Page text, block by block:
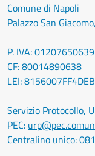
Comune di Napoli
Palazzo San
P. IVA: 01207650639
CF: 80014890638
LEI:
Servizio Protocollo,
PEC:
Centralino unico: